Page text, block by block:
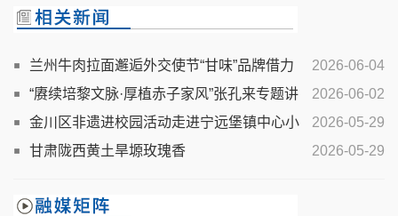
2026-06-04
兰州牛肉拉面邂逅外交使节“甘味”品牌借力
外交舞台走向世界
2026-06-02
“赓续培黎文脉·厚植赤子家风”张孔来专题讲
座在兰举办
2026-05-29
金川区非遗进校园活动走进宁远堡镇中心小
学
2026-05-29
甘肃陇西黄土旱塬玫瑰香